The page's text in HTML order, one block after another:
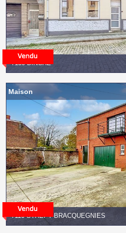
7130 BINCHE
7110 STRÉPY-BRACQUEGNIES
Maison